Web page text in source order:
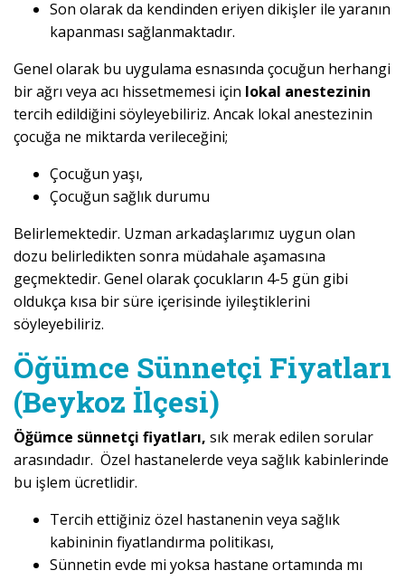
Son olarak da kendinden eriyen dikişler ile yaranın
kapanması sağlanmaktadır.
Genel olarak bu uygulama esnasında çocuğun herhangi
bir ağrı veya acı hissetmemesi için lokal anestezinin
tercih edildiğini söyleyebiliriz. Ancak lokal anestezinin
çocuğa ne miktarda verileceğini;
Çocuğun yaşı,
Çocuğun sağlık durumu
Belirlemektedir. Uzman arkadaşlarımız uygun olan
dozu belirledikten sonra müdahale aşamasına
geçmektedir. Genel olarak çocukların 4-5 gün gibi
oldukça kısa bir süre içerisinde iyileştiklerini
söyleyebiliriz.
Öğümce Sünnetçi Fiyatları
(Beykoz İlçesi)
Öğümce sünnetçi fiyatları, sık merak edilen sorular
arasındadır. Özel hastanelerde veya sağlık kabinlerinde
bu işlem ücretlidir.
Tercih ettiğiniz özel hastanenin veya sağlık
kabininin fiyatlandırma politikası,
Sünnetin evde mi yoksa hastane ortamında mı